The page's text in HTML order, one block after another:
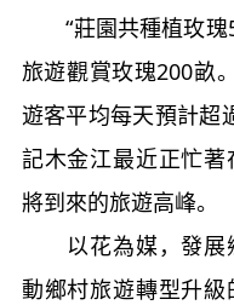
“莊園共種植玫瑰
旅遊觀賞玫瑰200畝
遊客平均每天預計超
記木金江最近正忙
將到來的旅遊高峰。
以花為媒，發展
動鄉村旅遊轉型升